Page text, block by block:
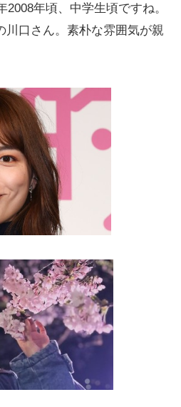
年頃、中学生頃ですね。
川口さん。素朴な雰囲気が親